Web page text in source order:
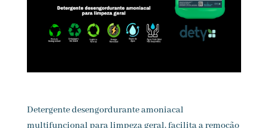
Detergente desengordurante amoniacal
multifuncional para limpeza geral, facilita a remoção